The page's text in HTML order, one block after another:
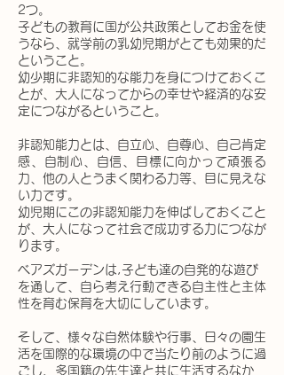
2つ。
子どもの教育に国が公共政策としてお金を使
うなら、就学前の乳幼児期がとても効果的だ
ということ。
幼少期に非認知的な能力を身につけておくこ
とが、大人になってからの幸せや経済的な安
定につながるということ。
非認知能力とは、自立心、自尊心、自己肯定
感、自制心、自信、目標に向かって頑張る
力、他の人とうまく関わる力等、目に見えな
い力です。
幼児期にこの非認知能力を伸ばしておくこと
が、大人になって社会で成功する力につなが
ります。
ベアズガーデンは, 子ども達の自発的な遊び
を通して、自ら考え行動できる自主性と主体
性を育む保育を大切にしています。
そして、様々な自然体験や行事、日々の園生
活を国際的な環境の中で当たり前のように過
ごし、多国籍の先生達と共に生活するなか